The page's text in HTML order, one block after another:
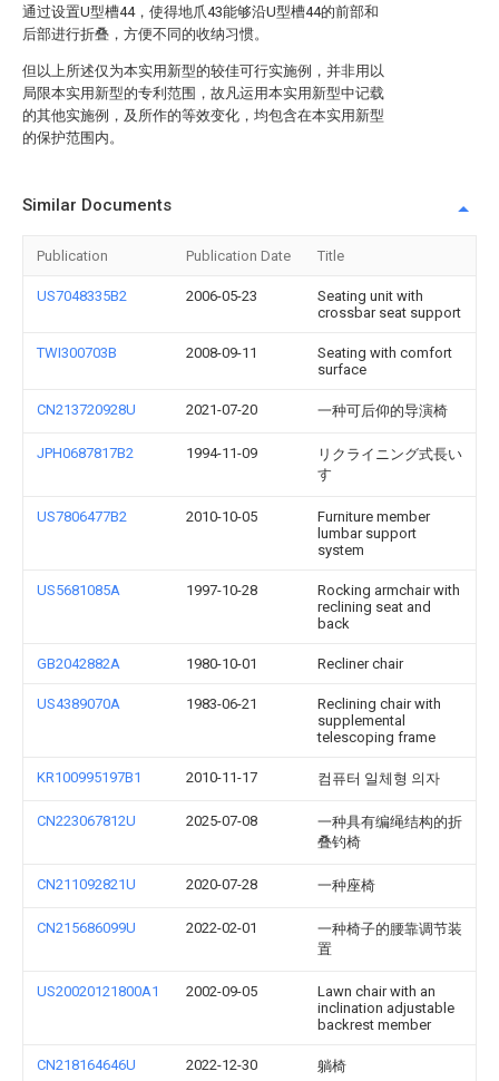
通过设置U型槽44，使得地爪43能够沿U型槽44的前部和
后部进行折叠，方便不同的收纳习惯。
但以上所述仅为本实用新型的较佳可行实施例，并非用以
局限本实用新型的专利范围，故凡运用本实用新型中记载
的其他实施例，及所作的等效变化，均包含在本实用新型
的保护范围内。
Similar Documents
Publication Publication Date Title
US7048335B2 2006-05-23
Seating unit with
crossbar seat support
TWI300703B 2008-09-11
Seating with comfort
surface
CN213720928U 2021-07-20 一种可后仰的导演椅
JPH0687817B2 1994-11-09
リクライニング式長い
す
US7806477B2 2010-10-05
Furniture member
lumbar support
system
US5681085A 1997-10-28
Rocking armchair with
reclining seat and
back
GB2042882A 1980-10-01 Recliner chair
US4389070A 1983-06-21
Reclining chair with
supplemental
telescoping frame
KR100995197B1 2010-11-17 컴퓨터 일체형 의자
CN223067812U 2025-07-08
一种具有编绳结构的折
叠钓椅
CN211092821U 2020-07-28 一种座椅
CN215686099U 2022-02-01
一种椅子的腰靠调节装
置
US20020121800A1 2002-09-05
Lawn chair with an
inclination adjustable
backrest member
CN218164646U 2022-12-30 躺椅